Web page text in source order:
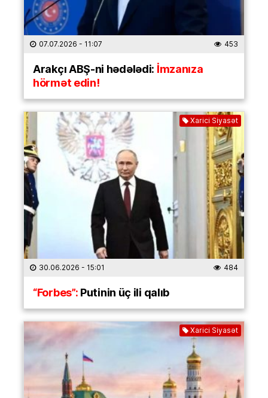
07.07.2026 - 11:07 453
Arakçı ABŞ-ni hədələdi: İmzanıza
hörmət edin!
Xarici Siyasət
30.06.2026 - 15:01 484
“Forbes”:Putinin üç ili qalıb
Xarici Siyasət